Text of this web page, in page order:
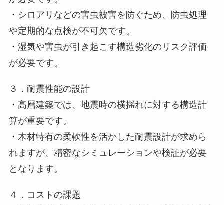
・シロアリなどの害虫被害を防ぐため、防虫処理
や定期的な点検が不可欠です。
・湿気や害虫が引き起こす構造劣化のリスク評価
が必要です。
３．耐震性能の設計
・高層建築では、地震時の横揺れに対する構造計
算が重要です。
・木材特有の柔軟性を活かした耐震設計が求めら
れますが、精密なシミュレーションや検証が必要
となります。
４．コストの課題